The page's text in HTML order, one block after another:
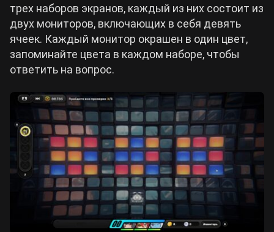
трех наборов экранов, каждый из них состоит из
двух мониторов, включающих в себя девять
ячеек. Каждый монитор окрашен в один цвет,
запоминайте цвета в каждом наборе, чтобы
ответить на вопрос.